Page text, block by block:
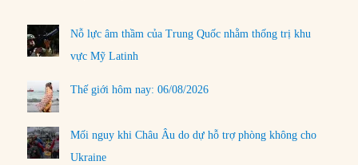
Nỗ lực âm thầm của Trung Quốc nhằm thống trị khu
vực Mỹ Latinh
Thế giới hôm nay: 06/08/2026
Mối nguy khi Châu Âu do dự hỗ trợ phòng không cho
Ukraine